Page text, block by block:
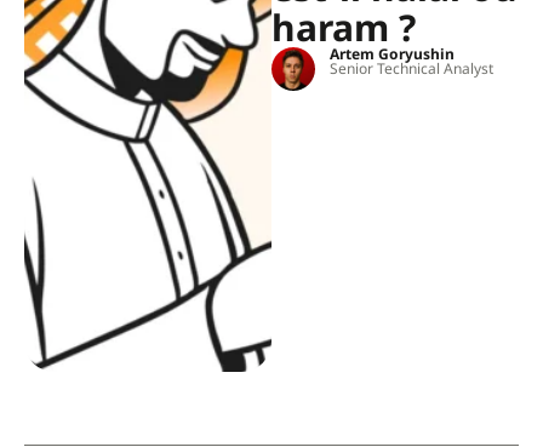
haram ?
Artem Goryushin
Senior Technical Analyst